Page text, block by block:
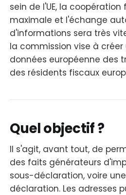
sein de l'UE, la coopération
maximale et l'échange
d'informations sera très
la commission vise à
données européenne des
des résidents fiscaux
Quel objectif ?
Il s'agit, avant tout, de
des faits générateurs
sous-déclaration, voire
déclaration. Les adresses